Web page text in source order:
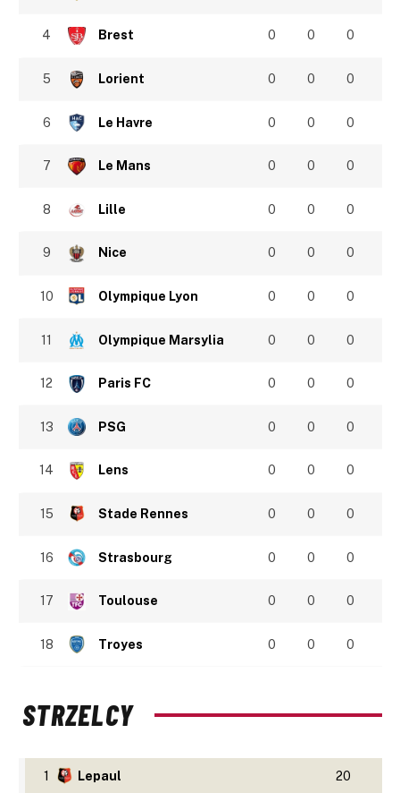
4 Brest 0 0 0
5 Lorient 0 0 0
6 Le Havre 0 0 0
7 Le Mans 0 0 0
8 Lille 0 0 0
9 Nice 0 0 0
10 Olympique Lyon 0 0 0
11 Olympique Marsylia 0 0 0
12 Paris FC 0 0 0
13 PSG 0 0 0
14 Lens 0 0 0
15 Stade Rennes 0 0 0
16 Strasbourg 0 0 0
17 Toulouse 0 0 0
18 Troyes 0 0 0
STRZELCY
1 Lepaul 20